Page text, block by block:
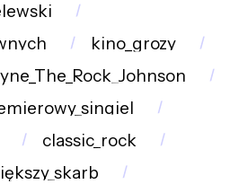
kino_grozy
classic_rock